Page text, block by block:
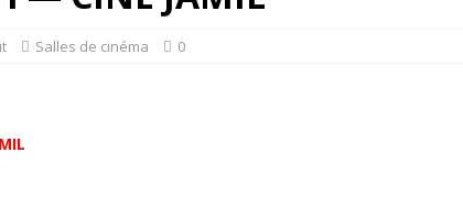
Salles de cinéma 0